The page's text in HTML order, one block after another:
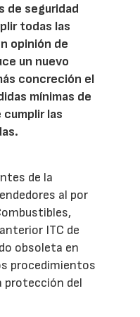
de seguridad
todas las
opinión de
un nuevo
concreción el
mínimas de
las
de la
al por
ITC de
obsoleta en
procedimientos
protección del